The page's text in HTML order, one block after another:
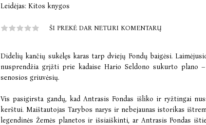
Leidėjas: Kitos knygos
ŠI PREKĖ DAR NETURI KOMENTARŲ
Didelių kančių sukėlęs karas tarp dviejų Fondų baigėsi.
nusprendžia grįžti prie kadaise Hario Seldono sukurto plano
senosios griuvėsių.
Vis pasigirsta gandų, kad Antrasis Fondas išliko ir ryžtingai
kerštui. Maištautojas Tarybos narys ir nebejaunas istorikas
legendinės Žemės planetos ir išsiaiškinti, ar Antrasis Fondas